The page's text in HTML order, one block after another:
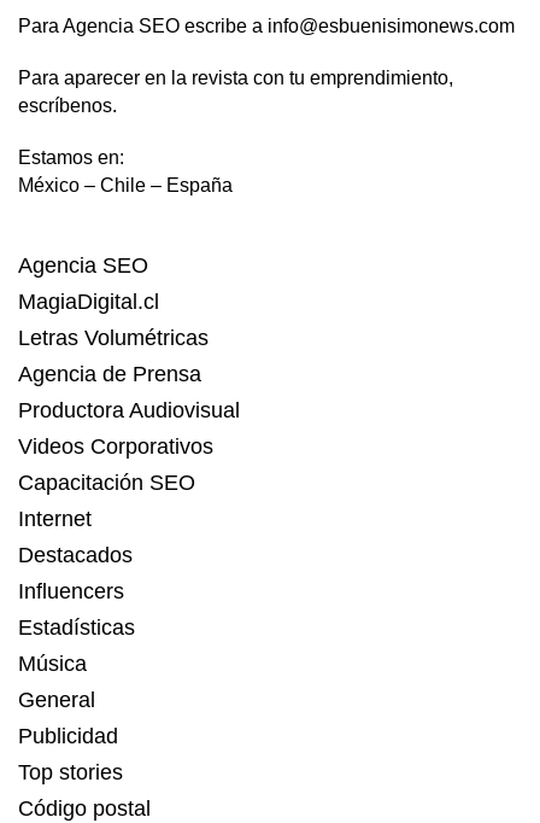
Para Agencia SEO escribe a info@esbuenisimonews.com
Para aparecer en la revista con tu emprendimiento,
escríbenos.
Estamos en:
México – Chile – España
Agencia SEO
MagiaDigital.cl
Letras Volumétricas
Agencia de Prensa
Productora Audiovisual
Videos Corporativos
Capacitación SEO
Internet
Destacados
Influencers
Estadísticas
Música
General
Publicidad
Top stories
Código postal